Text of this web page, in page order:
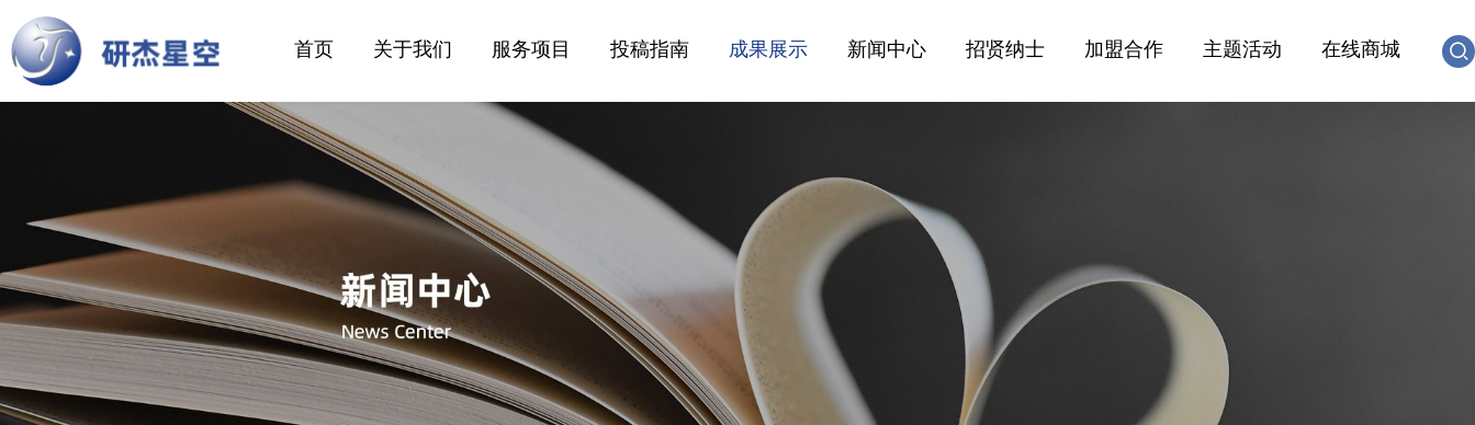
首页 关于我们 服务项目
出版服务
编辑校对
项目策划
印刷发行
文创产品
投稿指南
出版流程
成果展示
视频展示
作者展示
新闻中心
文化活动
编辑之声
招贤纳士 加盟合作 主题活动 在线商城